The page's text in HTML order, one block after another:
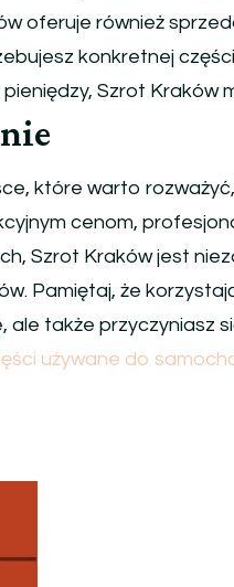
oferuje również
konkretnej
Szrot Kraków
które warto
cenom,
Szrot Kraków jest
Pamiętaj, że
także przyczyniasz
używane do